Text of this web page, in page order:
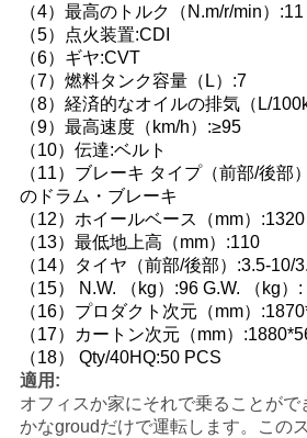
引
用
を
要
求
し
な
さ
い
（4）最高のトルク（N.m/r/min）
（5）点火装置:CDI
（6）ギヤ:CVT
（7）燃料タンク容量（L）:7
（8）経済的なオイルの排気（L/
（9）最高速度（km/h）:≥95
（10）伝達:ベルト
（11）ブレーキ タイプ（前部/後部
のドラム・ブレーキ
（12）ホイールベース（mm）:1320
（13）最低地上高（mm）:110
（14）タイヤ（前部/後部）:3.5-10/
（15） N.W. （kg）:96 G.W. （kg）:
（16）プロダクト次元（mm）
（17）カートン次元（mm）
（18） Qty/40HQ:50 PCS
適用:
オフィスか家にそれで乗ることがで
かなgroudだけで運転します。この